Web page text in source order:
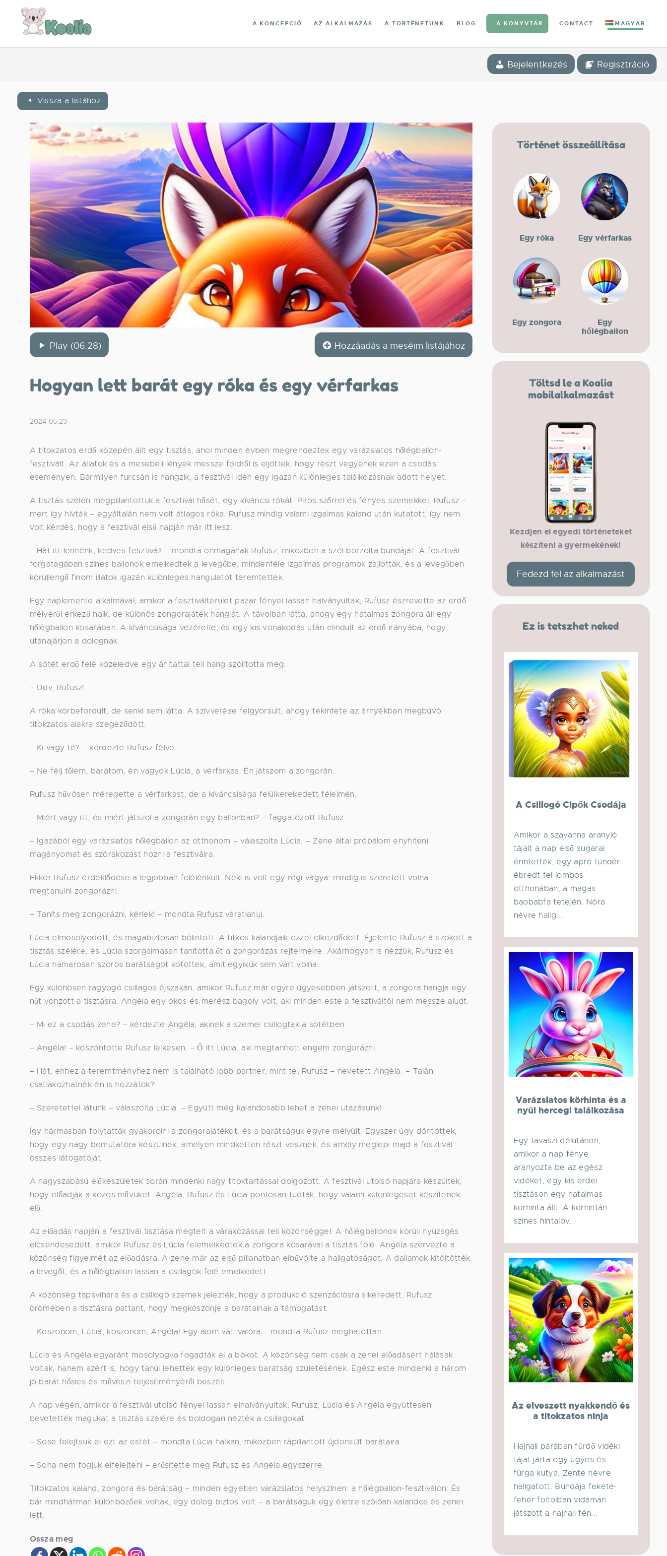
A KONCEPCIÓ AZ ALKALMAZÁS A TÖRTÉNETÜNK BLOG A KÖNYVTÁR CONTACT MAGYAR
Bejelentkezés Regisztráció
Vissza a listához
Play (06:28) Hozzáadás a meséim listájához
Hogyan lett barát egy róka és egy vérfarkas
2024.05.23
A titokzatos erdő közepén állt egy tisztás, ahol minden évben megrendeztek egy varázslatos hőlégballon-
fesztivált. Az állatok és a mesebeli lények messze földről is eljöttek, hogy részt vegyenek ezen a csodás
eseményen. Bármilyen furcsán is hangzik, a fesztivál idén egy igazán különleges találkozásnak adott helyet.
A tisztás szélén megpillantottuk a fesztivál hősét, egy kíváncsi rókát. Piros szőrrel és fényes szemekkel, Rufusz –
mert így hívták – egyáltalán nem volt átlagos róka. Rufusz mindig valami izgalmas kaland után kutatott, így nem
volt kérdés, hogy a fesztivál első napján már itt lesz.
– Hát itt lennénk, kedves fesztivál! – mondta önmagának Rufusz, miközben a szél borzolta bundáját. A fesztivál
forgatagában színes ballonok emelkedtek a levegőbe, mindenféle izgalmas programok zajlottak, és a levegőben
körüllengő finom illatok igazán különleges hangulatot teremtettek.
Egy naplemente alkalmával, amikor a fesztiválterület pazar fényei lassan halványultak, Rufusz észrevette az erdő
mélyéről érkező halk, de különös zongorajáték hangját. A távolban látta, ahogy egy hatalmas zongora áll egy
hőlégballon kosarában. A kíváncsisága vezérelte, és egy kis vonakodás után elindult az erdő irányába, hogy
utánajárjon a dolognak.
A sötét erdő felé közeledve egy áhítattal teli hang szólította meg:
– Üdv, Rufusz!
A róka körbefordult, de senki sem látta. A szívverése felgyorsult, ahogy tekintete az árnyékban megbúvó
titokzatos alakra szegeződött.
– Ki vagy te? – kérdezte Rufusz félve.
– Ne félj tőlem, barátom, én vagyok Lúcia, a vérfarkas. Én játszom a zongorán.
Rufusz hűvösen méregette a vérfarkast, de a kíváncsisága felülkerekedett félelmén.
– Miért vagy itt, és miért játszol a zongorán egy ballonban? – faggatózott Rufusz.
– Igazából egy varázslatos hőlégballon az otthonom – válaszolta Lúcia. – Zene által próbálom enyhíteni
magányomat és szórakozást hozni a fesztiválra.
Ekkor Rufusz érdeklődése a legjobban felélénkült. Neki is volt egy régi vágya: mindig is szeretett volna
megtanulni zongorázni.
– Taníts meg zongorázni, kérlek! – mondta Rufusz váratlanul.
Lúcia elmosolyodott, és magabiztosan bólintott. A titkos kalandjaik ezzel elkezdődött. Éjjelente Rufusz átszökött a
tisztás szélére, és Lúcia szorgalmasan tanította őt a zongorázás rejtelmeire. Akárhogyan is nézzük, Rufusz és
Lúcia hamarosan szoros barátságot kötöttek, amit egyikük sem várt volna.
Egy különösen ragyogó csillagos éjszakán, amikor Rufusz már egyre ügyesebben játszott, a zongora hangja egy
nőt vonzott a tisztásra. Angéla egy okos és merész bagoly volt, aki minden este a fesztiváltól nem messze aludt.
– Mi ez a csodás zene? – kérdezte Angéla, akinek a szemei csillogtak a sötétben.
– Angéla! – köszöntötte Rufusz lelkesen. – Ő itt Lúcia, aki megtanított engem zongorázni.
– Hát, ehhez a teremtményhez nem is található jobb partner, mint te, Rufusz – nevetett Angéla. – Talán
csatlakozhatnék én is hozzátok?
– Szeretettel látunk – válaszolta Lúcia. – Együtt még kalandosabb lehet a zenei utazásunk!
Így hármasban folytatták gyakorolni a zongorajátékot, és a barátságuk egyre mélyült. Egyszer úgy döntöttek,
hogy egy nagy bemutatóra készülnek, amelyen mindketten részt vesznek, és amely meglepi majd a fesztivál
összes látogatóját.
A nagyszabású előkészületek során mindenki nagy titoktartással dolgozott. A fesztivál utolsó napjára készültek,
hogy előadják a közös művüket. Angéla, Rufusz és Lúcia pontosan tudták, hogy valami különlegeset készítenek
elő.
Az előadás napján a fesztivál tisztása megtelt a várakozással teli közönséggel. A hőlégballonok körüli nyüzsgés
elcsendesedett, amikor Rufusz és Lúcia felemelkedtek a zongora kosarával a tisztás fölé. Angéla szervezte a
közönség figyelmét az előadásra. A zene már az első pillanatban elbűvölte a hallgatóságot. A dallamok kitöltötték
a levegőt, és a hőlégballon lassan a csillagok felé emelkedett.
A közönség tapsvihara és a csillogó szemek jelezték, hogy a produkció szenzációsra sikeredett. Rufusz
örömében a tisztásra pattant, hogy megköszönje a barátainak a támogatást.
– Köszönöm, Lúcia, köszönöm, Angéla! Egy álom vált valóra – mondta Rufusz meghatottan.
Lúcia és Angéla egyaránt mosolyogva fogadták el a bókot. A közönség nem csak a zenei előadásért hálásak
voltak, hanem azért is, hogy tanúi lehettek egy különleges barátság születésének. Egész este mindenki a három
jó barát hősies és művészi teljesítményéről beszélt.
A nap végén, amikor a fesztivál utolsó fényei lassan elhalványultak, Rufusz, Lúcia és Angéla együttesen
bevetették magukat a tisztás szélére és boldogan nézték a csillagokat.
– Sose felejtsük el ezt az estét – mondta Lúcia halkan, miközben rápillantott újdonsült barátaira.
– Soha nem fogjuk elfelejteni – erősítette meg Rufusz és Angéla egyszerre.
Titokzatos kaland, zongora és barátság – minden egyetlen varázslatos helyszínen: a hőlégballon-fesztiválon. És
bár mindhárman különbözőek voltak, egy dolog biztos volt – a barátságuk egy életre szólóan kalandos és zenei
lett.
Ossza meg
Történet összeállítása
Egy róka Egy vérfarkas
Egy zongora
Egy
hőlégballon
Töltsd le a Koalia
mobilalkalmazást
Kezdjen el egyedi történeteket
készíteni a gyermekének!
Fedezd fel az alkalmazást
Ez is tetszhet neked
A Csillogó Cipők Csodája
Amikor a szavanna aranyló
tájait a nap első sugarai
érintették, egy apró tündér
ébredt fel lombos
otthonában, a magas
baobabfa tetején. Nóra
névre hallg...
Varázslatos körhinta és a
nyúl hercegi találkozása
Egy tavaszi délutánon,
amikor a nap fénye
aranyozta be az egész
vidéket, egy kis erdei
tisztáson egy hatalmas
körhinta állt. A körhintán
színes hintalov...
Az elveszett nyakkendő és
a titokzatos ninja
Hajnali párában fürdő vidéki
tájat járta egy ügyes és
fürga kutya, Zente névre
hallgatott. Bundája fekete-
fehér foltoiban vidáman
játszott a hajnali fén...